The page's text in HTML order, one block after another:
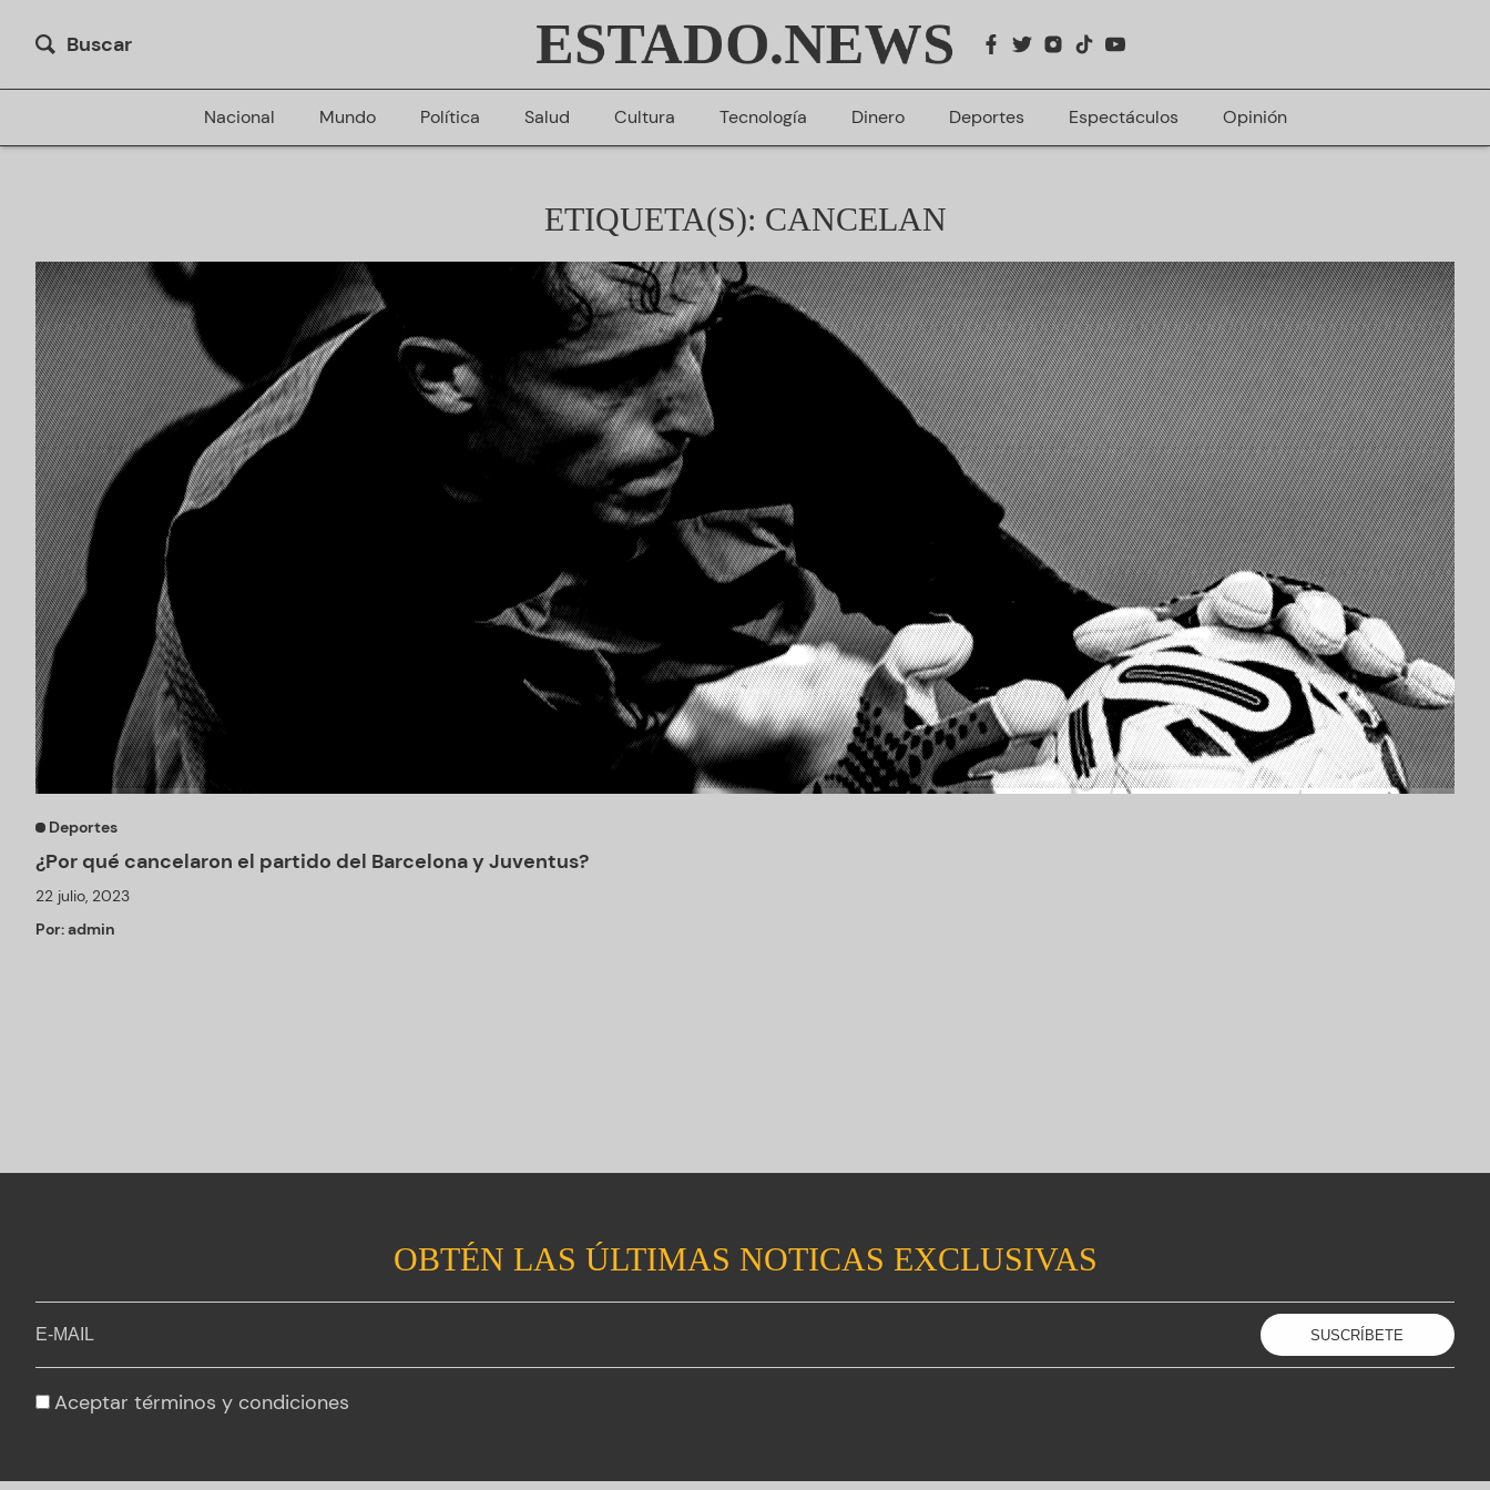
Buscar ESTADO.NEWS
Nacional Mundo Política Salud Cultura Tecnología Dinero Deportes Espectáculos Opinión
ETIQUETA(S): CANCELAN
Deportes
¿Por qué cancelaron el partido del Barcelona y Juventus?
22 julio, 2023
Por:admin
OBTÉN LAS ÚLTIMAS NOTICAS EXCLUSIVAS
Aceptar términos y condiciones